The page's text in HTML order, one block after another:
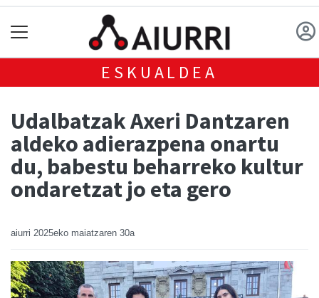
ESKUALDEA
Udalbatzak Axeri Dantzaren
aldeko adierazpena onartu
du, babestu beharreko kultur
ondaretzat jo eta gero
aiurri 2025eko maiatzaren 30a